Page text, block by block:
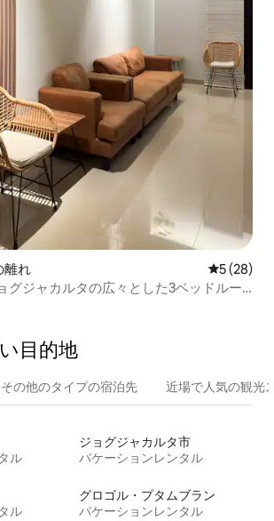
離れ レビュー
5 (28)
グジャカルタの広々とした3ベッドルー
目⁠的⁠地
その他のタ⁠イ⁠プ⁠の宿⁠泊⁠先 近場で人気の観光
ル
ジョグジャカルタ市
バケーションレンタル
ル
グロゴル・プタムブラン
バケーションレンタル